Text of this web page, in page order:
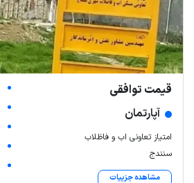
قیمت توافقی
آپارتمان
امتیاز تعاونی اب و فاظلاب
سنندج
مشاهده جزییات